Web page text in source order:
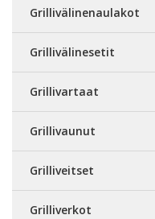
Grillivälinenaulakot
Grillivälinesetit
Grillivartaat
Grillivaunut
Grilliveitset
Grilliverkot